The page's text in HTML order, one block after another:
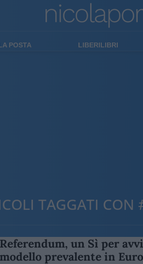
POSTA LIBERILIBRI
TAGGATI CON
Referendum, un Sì per
modello prevalente in